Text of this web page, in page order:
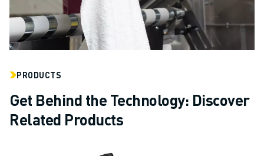
PRODUCTS
Get Behind the Technology: Discover
Related Products